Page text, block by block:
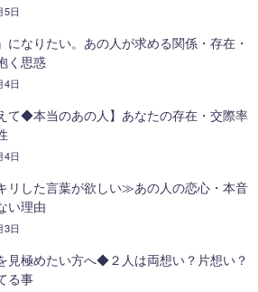
5日
になりたい。あの人が求める関係・存在・
く思惑
4日
て◆本当のあの人】あなたの存在・交際率
4日
リした言葉が欲しい≫あの人の恋心・本音
い理由
3日
見極めたい方へ◆２人は両想い？片想い？
る事